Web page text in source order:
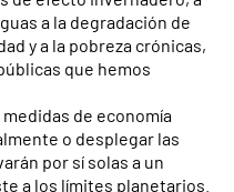
a la degradación de
y a la pobreza crónicas,
que hemos
de economía
o desplegar las
por sí solas a un
a los límites planetarios.